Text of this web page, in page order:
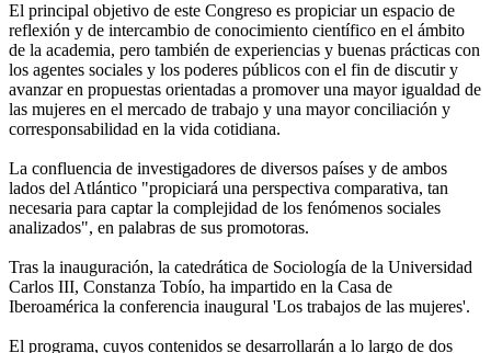
El principal objetivo de este Congreso es propiciar un espacio de
reflexión y de intercambio de conocimiento científico en el ámbito
de la academia, pero también de experiencias y buenas prácticas con
los agentes sociales y los poderes públicos con el fin de discutir y
avanzar en propuestas orientadas a promover una mayor igualdad de
las mujeres en el mercado de trabajo y una mayor conciliación y
corresponsabilidad en la vida cotidiana.
La confluencia de investigadores de diversos países y de ambos
lados del Atlántico "propiciará una perspectiva comparativa, tan
necesaria para captar la complejidad de los fenómenos sociales
analizados", en palabras de sus promotoras.
Tras la inauguración, la catedrática de Sociología de la Universidad
Carlos III, Constanza Tobío, ha impartido en la Casa de
Iberoamérica la conferencia inaugural 'Los trabajos de las mujeres'.
El programa, cuyos contenidos se desarrollarán a lo largo de dos